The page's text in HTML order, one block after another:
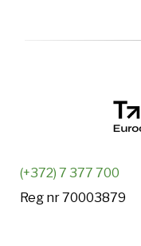
(+372) 7 377 700
Reg nr 70003879